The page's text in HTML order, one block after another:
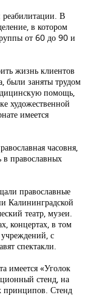
реабилитации. В
в котором
от 60 до 90 и
жизнь клиентов
были заняты трудом
помощь,
художественной
имеется
часовня,
в православных
православные
Калининградской
театр, музеи.
концертах, в том
с
спектакли.
имеется «Уголок
стенд, на
принципов. Стенд